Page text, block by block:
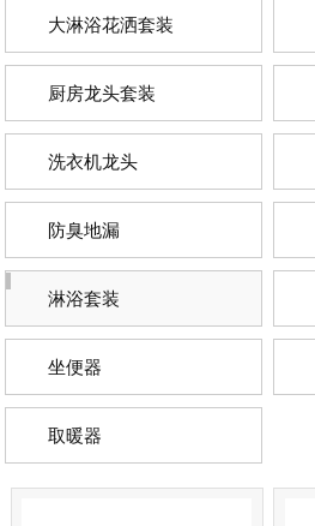
大淋浴花洒套装
厨房龙头套装
洗衣机龙头
防臭地漏
淋浴套装
坐便器
取暖器